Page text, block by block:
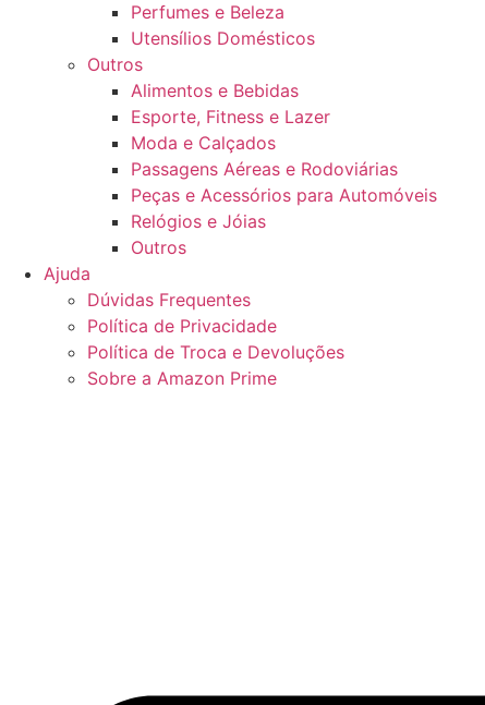
Perfumes e Beleza
Utensílios Domésticos
Outros
Alimentos e Bebidas
Esporte, Fitness e Lazer
Moda e Calçados
Passagens Aéreas e Rodoviárias
Peças e Acessórios para Automóveis
Relógios e Jóias
Outros
Ajuda
Dúvidas Frequentes
Política de Privacidade
Política de Troca e Devoluções
Sobre a Amazon Prime